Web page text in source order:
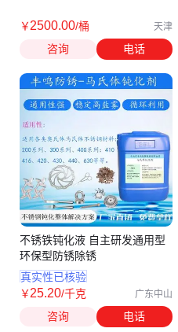
￥2500.00/桶 天津
咨询 电话
不锈铁钝化液 自主研发通用型
环保型防锈除锈
真实性已核验
￥25.20/千克 广东中山
咨询 电话